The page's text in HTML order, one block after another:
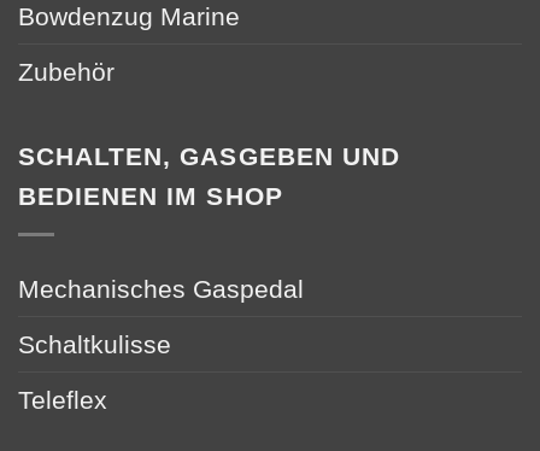
Bowdenzug Marine
Zubehör
SCHALTEN, GASGEBEN UND
BEDIENEN IM SHOP
Mechanisches Gaspedal
Schaltkulisse
Teleflex